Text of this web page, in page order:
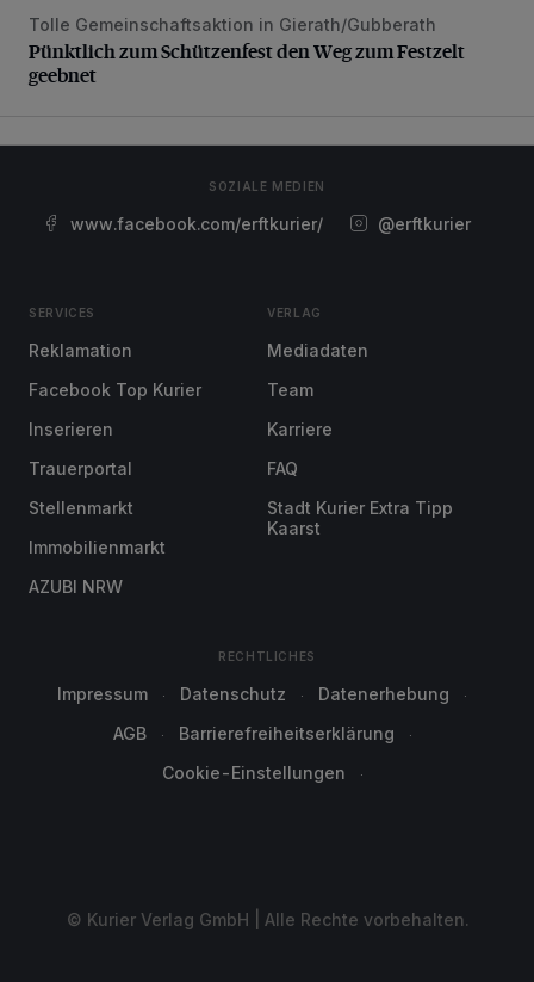
Pünktlich zum Schützenfest den Weg zum Festzelt
Tolle Gemeinschaftsaktion in Gierath/Gubberath
Pünktlich zum Schützenfest den Weg zum Festzelt
geebnet
SOZIALE MEDIEN
www.facebook.com/erftkurier/ @erftkurier
SERVICES
Reklamation
Facebook Top Kurier
Inserieren
Trauerportal
Stellenmarkt
Immobilienmarkt
AZUBI NRW
VERLAG
Mediadaten
Team
Karriere
FAQ
Stadt Kurier Extra Tipp
Kaarst
RECHTLICHES
Impressum Datenschutz
Datenerhebung
AGB
Barrierefreiheitserklärung
Cookie-Einstellungen
© Kurier Verlag GmbH | Alle Rechte vorbehalten.